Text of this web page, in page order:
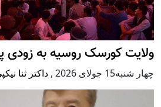
ولایت کورسک روسیه به
چهار شنبه15 جولای 2026 , داکتر ثنا